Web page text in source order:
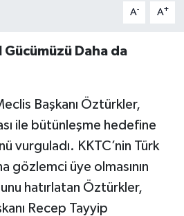
A- A+
Daha da
Başkanı Öztürkler,
ile bütünleşme hedefine
vurguladı. KKTC’nin Türk
gözlemci üye olmasının
hatırlatan Öztürkler,
Recep Tayyip